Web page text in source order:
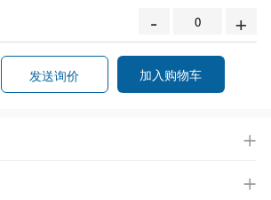
- +
加入购物车
发送询价